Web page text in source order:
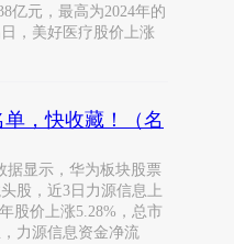
亿元，最高为2024年的
，美好医疗股价上涨
，快收藏！（名
据显示，华为板块股票
股，近3日力源信息上
股价上涨5.28%，总市
力源信息资金净流